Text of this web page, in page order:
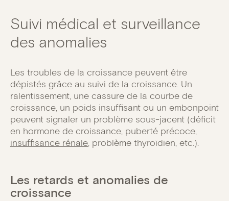
Suivi médical et surveillance
des anomalies
Les troubles de la croissance peuvent être
dépistés grâce au suivi de la croissance. Un
ralentissement, une cassure de la courbe de
croissance, un poids insuffisant ou un embonpoint
peuvent signaler un problème sous-jacent (déficit
en hormone de croissance, puberté précoce,
insuffisance rénale, problème thyroïdien, etc.).
Les retards et anomalies de
croissance